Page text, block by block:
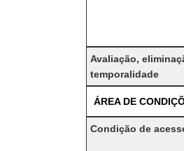
Avaliação,
temporalidade
ÁREA DE
Condição de